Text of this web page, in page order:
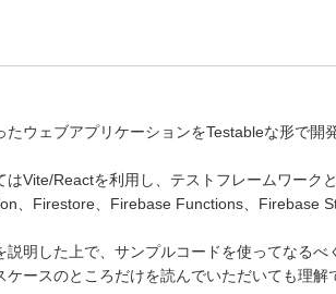
ウェブアプリケーションをTestableな形で開
はVite/Reactを利用し、テストフレームワー
、Firestore、Firebase Functions、Firebase
説明した上で、サンプルコードを使ってなる
ースのところだけを読んでいただいても理解